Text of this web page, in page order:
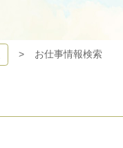
お仕事情報検索